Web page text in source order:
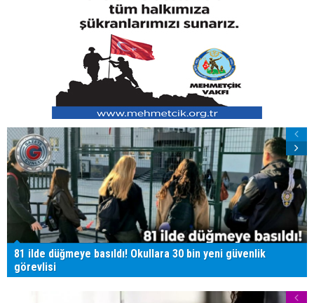
81 ilde düğmeye basıldı! Okullara 30 bin yeni güvenlik
görevlisi